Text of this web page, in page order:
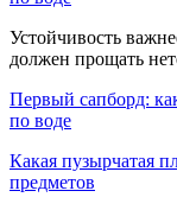
Устойчивость
должен прощать
Первый сапборд:
по воде
Какая пузырчатая
предметов